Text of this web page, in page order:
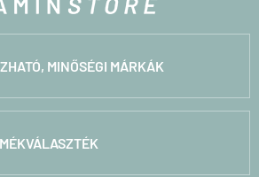
MINŐSÉGI MÁRKÁK